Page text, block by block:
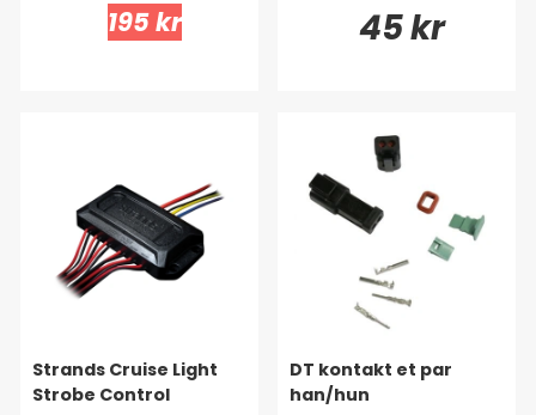
195 kr 45 kr
Strands Cruise Light
Strobe Control
DT kontakt et par
han/hun